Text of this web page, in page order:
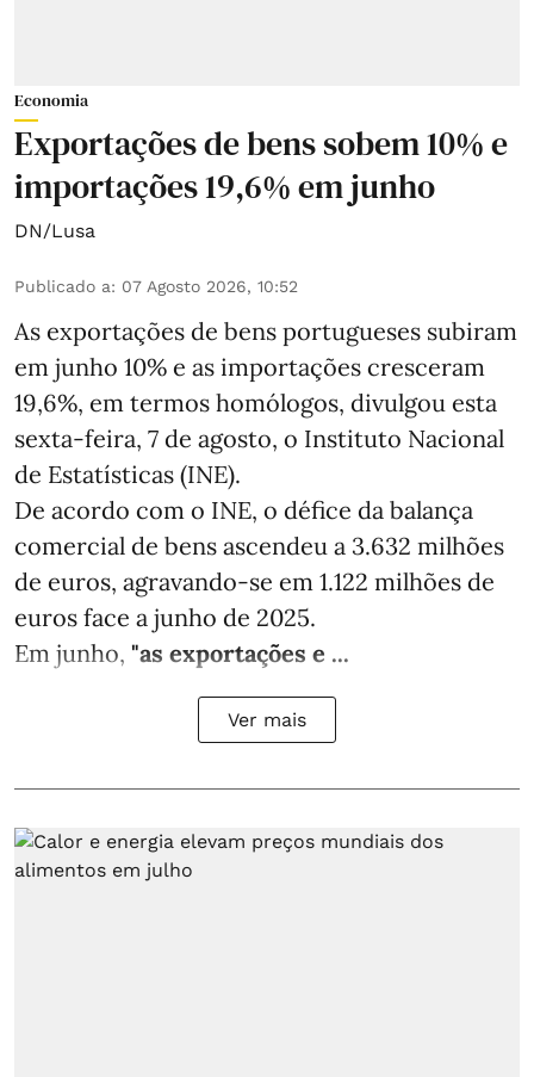
Economia
Exportações de bens sobem 10% e
importações 19,6% em junho
DN/Lusa
Publicado a: 07 Agosto 2026, 10:52
As exportações de bens portugueses subiram
em junho 10% e as importações cresceram
19,6%, em termos homólogos, divulgou esta
sexta-feira, 7 de agosto, o Instituto Nacional
de Estatísticas (INE).
De acordo com o INE, o défice da balança
comercial de bens ascendeu a 3.632 milhões
de euros, agravando-se em 1.122 milhões de
euros face a junho de 2025.
Em junho, "as exportações e ...
Ver mais